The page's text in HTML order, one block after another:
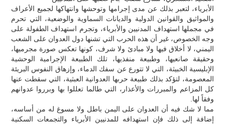
الأبرياء، لتعبر بذلك عن مدى إجرامها وتوحشها وانتهاكها لجميع الأعراف
والمواثيق والقوانين الدولية والديانات السماوية والوضعية، التي تحرم
في مجملها استهداف المدنيين والأبرياء، وتجرم استهداف الطفولة على
وجه الخصوص، غير أن هذه الحرب التي تشنها دول العدوان على الشعب
اليمني، لا أخلاق فيها ولا مبادئ ولا شرف، كونها تعكس صورة مجرميها،
وحقيقة صانعيها، وطبيعة منفذيها، تلك الطبيعة الإجرامية الوحشية
الإبليسية الخبيثة، التي لا تتورع عن سفك الدماء، وإزهاق النفوس البريئة
المعصومة، لتؤكد بذلك طبيعة حربها العدوانية العبثية، التي سقطت عنها
كل المزاعم والمبررات والأعذار، التي طالما تعللوا بها وبرروا عدوانهم
وفقاً لها.
مما لا شك فيه أن العدوان على اليمن باطل ولا مسوغ له من أساسه،
إضافة إلى ذلك فإن استهدافه للمدنيين الأبرياء والتجمعات السكنية